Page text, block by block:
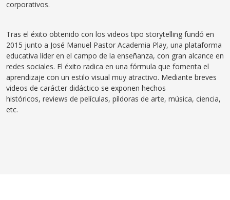
corporativos.
Tras el éxito obtenido con los videos tipo storytelling fundó en
2015 junto a José Manuel Pastor Academia Play, una plataforma
educativa líder en el campo de la enseñanza, con gran alcance en
redes sociales. El éxito radica en una fórmula que fomenta el
aprendizaje con un estilo visual muy atractivo. Mediante breves
videos de carácter didáctico se exponen hechos
históricos, reviews de películas, píldoras de arte, música, ciencia,
etc.